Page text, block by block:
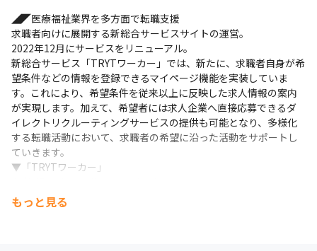
◢◤医療福祉業界を多方面で転職支援
求職者向けに展開する新総合サービスサイトの運営。
2022年12月にサービスをリニューアル。
新総合サービス「TRYTワーカー」では、新たに、求職者自身が希
望条件などの情報を登録できるマイページ機能を実装していま
す。これにより、希望条件を従来以上に反映した求人情報の案内
が実現します。加えて、希望者には求人企業へ直接応募できるダ
イレクトリクルーティングサービスの提供も可能となり、多様化
する転職活動において、求職者の希望に沿った活動をサポートし
ていきます。
▼「TRYTワーカー」
◢◤医療福祉業界を多方面で転職支援
もっと見る